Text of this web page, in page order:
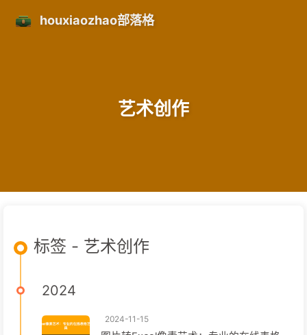
houxiaozhao部落格
艺术创作
标签 - 艺术创作
2024
2024-11-15